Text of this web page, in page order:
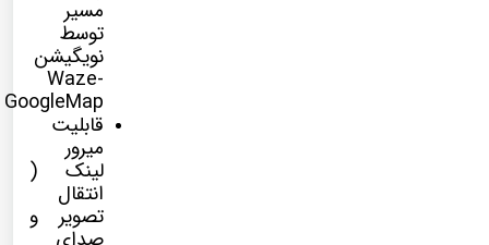
مسیر
توسط
نویگیشن
Waze-
GoogleMap
قابلیت
میرور
لینک (
انتقال
تصویر و